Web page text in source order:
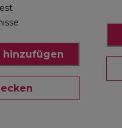
hinzufügen